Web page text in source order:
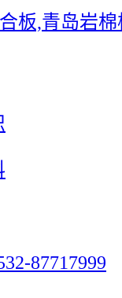
87717999